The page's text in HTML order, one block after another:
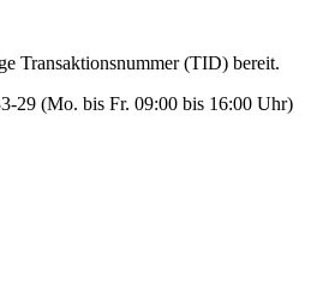
Transaktionsnummer (TID) bereit.
29 (Mo. bis Fr. 09:00 bis 16:00 Uhr)